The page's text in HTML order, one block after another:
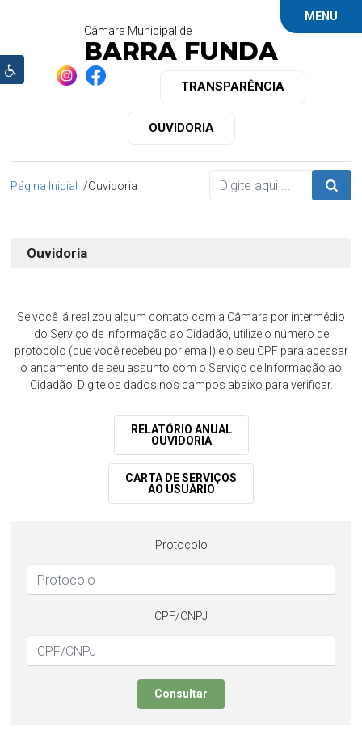
MENU
Câmara Municipal de
BARRA FUNDA
TRANSPARÊNCIA
OUVIDORIA
Página Inicial Ouvidoria
Ouvidoria
Se você já realizou algum contato com a Câmara por intermédio
do Serviço de Informação ao Cidadão, utilize o número de
protocolo (que você recebeu por email) e o seu CPF para acessar
o andamento de seu assunto com o Serviço de Informação ao
Cidadão. Digite os dados nos campos abaixo para verificar.
RELATÓRIO ANUAL
OUVIDORIA
CARTA DE SERVIÇOS
AO USUÁRIO
Protocolo
CPF/CNPJ
Consultar